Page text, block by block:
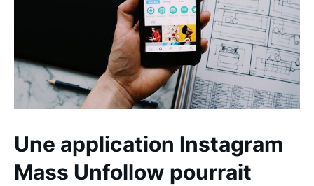
Une application Instagram
Mass Unfollow pourrait